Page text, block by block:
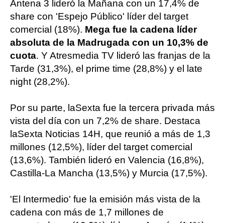
Antena 3 lideró la Mañana con un 17,4% de
share con 'Espejo Público' líder del target
comercial (18%). Mega fue la cadena líder
absoluta de la Madrugada con un 10,3% de
cuota. Y Atresmedia TV lideró las franjas de la
Tarde (31,3%), el prime time (28,8%) y el late
night (28,2%).
Por su parte, laSexta fue la tercera privada más
vista del día con un 7,2% de share. Destaca
laSexta Noticias 14H, que reunió a más de 1,3
millones (12,5%), líder del target comercial
(13,6%). También lideró en Valencia (16,8%),
Castilla-La Mancha (13,5%) y Murcia (17,5%).
'El Intermedio' fue la emisión más vista de la
cadena con más de 1,7 millones de